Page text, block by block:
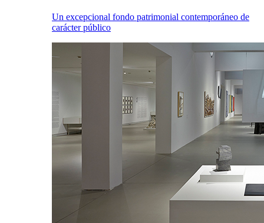
Un excepcional fondo patrimonial contemporáneo de
carácter público